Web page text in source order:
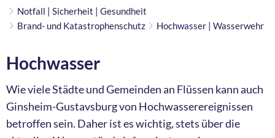
Notfall | Sicherheit | Gesundheit
Brand- und Katastrophenschutz
Hochwasser | Wasserwehr
Hochwasser
Wie viele Städte und Gemeinden an Flüssen kann auch
Ginsheim-Gustavsburg von Hochwasserereignissen
betroffen sein. Daher ist es wichtig, stets über die